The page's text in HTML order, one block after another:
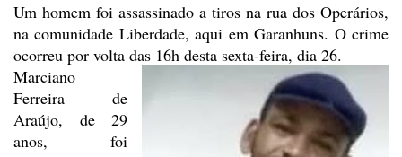
Um homem foi assassinado a tiros na rua dos Operários,
na comunidade Liberdade, aqui em Garanhuns. O crime
ocorreu por volta das 16h desta sexta-feira, dia 26.
Marciano
Ferreira de
Araújo, de 29
anos, foi